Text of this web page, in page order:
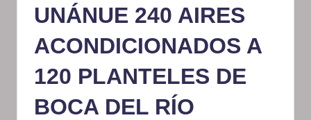
UNÁNUE 240 AIRES
ACONDICIONADOS A
120 PLANTELES DE
BOCA DEL RÍO